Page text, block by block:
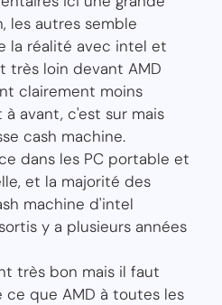
les autres semble
la réalité avec intel et
très loin devant AMD
clairement moins
avant, c'est sur mais
cash machine.
dans les PC portable et
et la majorité des
machine d'intel
y a plusieurs années
très bon mais il faut
que AMD à toutes les